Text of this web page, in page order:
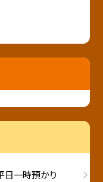
日一時預かり